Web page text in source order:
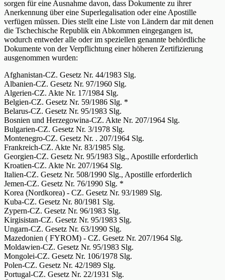
sorgen für eine Ausnahme davon, dass Dokumente zu ihrer
Anerkennung über eine Superlegalisation oder eine Apostille
verfügen müssen. Dies stellt eine Liste von Ländern dar mit denen
die Tschechische Republik ein Abkommen eingegangen ist,
wodurch entweder alle oder im speziellen genannte behördliche
Dokumente von der Verpflichtung einer höheren Zertifizierung
ausgenommen wurden:
Afghanistan-CZ. Gesetz Nr. 44/1983 Slg.
Albanien-CZ. Gesetz Nr. 97/1960 Slg.
Algerien-CZ. Akte Nr. 17/1984 Slg.
Belgien-CZ. Gesetz Nr. 59/1986 Slg. *
Belarus-CZ. Gesetz Nr. 95/1983 Slg.
Bosnien und Herzegowina-CZ. Akte Nr. 207/1964 Slg.
Bulgarien-CZ. Gesetz Nr. 3/1978 Slg.
Montenegro-CZ. Gesetz Nr. . 207/1964 Slg.
Frankreich-CZ. Akte Nr. 83/1985 Slg.
Georgien-CZ. Gesetz Nr. 95/1983 Slg., Apostille erforderlich
Kroatien-CZ. Akte Nr. 207/1964 Slg.
Italien-CZ. Gesetz Nr. 508/1990 Slg., Apostille erforderlich
Jemen-CZ. Gesetz Nr. 76/1990 Slg. *
Korea (Nordkorea) - CZ. Gesetz Nr. 93/1989 Slg.
Kuba-CZ. Gesetz Nr. 80/1981 Slg.
Zypern-CZ. Gesetz Nr. 96/1983 Slg.
Kirgisistan-CZ. Gesetz Nr. 95/1983 Slg.
Ungarn-CZ. Gesetz Nr. 63/1990 Slg.
Mazedonien ( FYROM) - CZ. Gesetz Nr. 207/1964 Slg.
Moldawien-CZ. Gesetz Nr. 95/1983 Slg.
Mongolei-CZ. Gesetz Nr. 106/1978 Slg.
Polen-CZ. Gesetz Nr. 42/1989 Slg.
Portugal-CZ. Gesetz Nr. 22/1931 Slg.